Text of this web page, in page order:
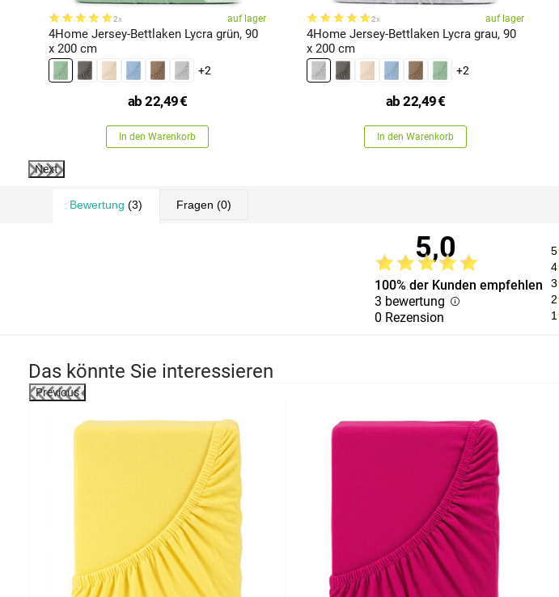
2x auf lager
4Home Jersey-Bettlaken Lycra grün, 90
x 200 cm
+2
ab 22,49€
In den Warenkorb
2x auf lager
4Home Jersey-Bettlaken Lycra grau, 90
x 200 cm
+2
ab 22,49€
In den Warenkorb
Next
Bewertung (3) Fragen (0)
5,0
100% der Kunden empfehlen
3 bewertung
0 Rezension
5
4
3
2
1
Das könnte Sie interessieren
Previous